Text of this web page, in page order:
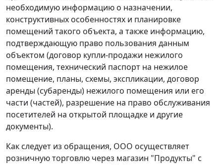
необходимую информацию о назначении,
конструктивных особенностях и планировке
помещений такого объекта, а также информацию,
подтверждающую право пользования данным
объектом (договор купли-продажи нежилого
помещения, технический паспорт на нежилое
помещение, планы, схемы, экспликации, договор
аренды (субаренды) нежилого помещения или его
части (частей), разрешение на право обслуживания
посетителей на открытой площадке и другие
документы).
Как следует из обращения, ООО осуществляет
розничную торговлю через магазин "Продукты" с